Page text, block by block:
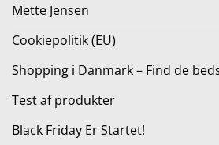
Mette Jensen
Cookiepolitik (EU)
Shopping i Danmark – Find de
Test af produkter
Black Friday Er Startet!